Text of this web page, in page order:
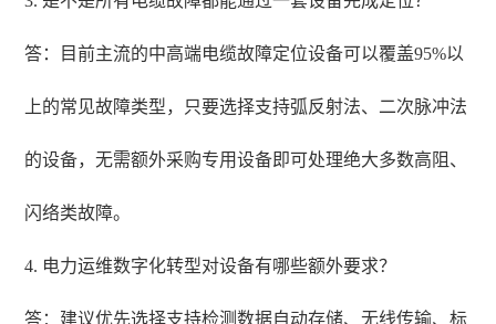
答：目前主流的中高端电缆故障定位设备可以覆盖95%以
上的常见故障类型，只要选择支持弧反射法、二次脉冲法
的设备，无需额外采购专用设备即可处理绝大多数高阻、
闪络类故障。
4. 电力运维数字化转型对设备有哪些额外要求？
答：建议优先选择支持检测数据自动存储、无线传输、标